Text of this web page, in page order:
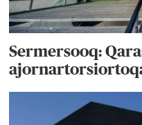
Sermersooq: